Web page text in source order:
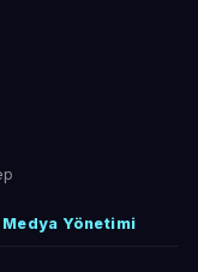
Yönetimi